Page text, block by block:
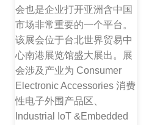
会也是企业打开亚洲含中国
市场非常重要的一个平台。
该展会位于台北世界贸易中
心南港展览馆盛大展出。展
会涉及产业为 Consumer
Electronic Accessories 消费
性电子外围产品区、
Industrial IoT &Embedded